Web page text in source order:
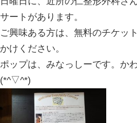
ボランティアコンサート
骨院院長のブログ）
2018.11.10 | Category:
時, 遊び。
日曜日に、近所の仁